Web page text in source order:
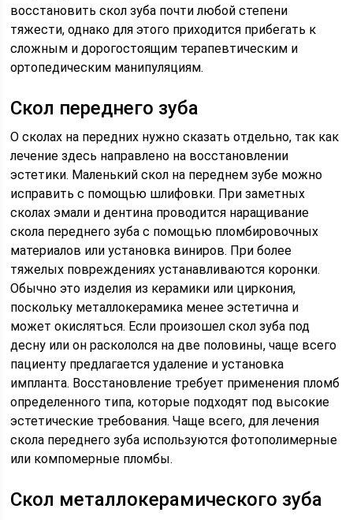
восстановить скол зуба почти любой степени
тяжести, однако для этого приходится прибегать к
сложным и дорогостоящим терапевтическим и
ортопедическим манипуляциям.
Скол переднего зуба
О сколах на передних нужно сказать отдельно, так как
лечение здесь направлено на восстановлении
эстетики. Маленький скол на переднем зубе можно
исправить с помощью шлифовки. При заметных
сколах эмали и дентина проводится наращивание
скола переднего зуба с помощью пломбировочных
материалов или установка виниров. При более
тяжелых повреждениях устанавливаются коронки.
Обычно это изделия из керамики или циркония,
поскольку металлокерамика менее эстетична и
может окисляться. Если произошел скол зуба под
десну или он раскололся на две половины, чаще всего
пациенту предлагается удаление и установка
импланта. Восстановление требует применения пломб
определенного типа, которые подходят под высокие
эстетические требования. Чаще всего, для лечения
скола переднего зуба используются фотополимерные
или компомерные пломбы.
Скол металлокерамического зуба